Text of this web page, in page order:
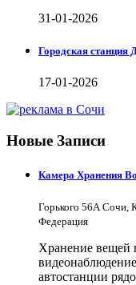
31-01-2026
Городская станция
17-01-2026
Новые Записи
Камера Хранения
Горького 56А Сочи,
Федерация
Хранение вещей
автостанции